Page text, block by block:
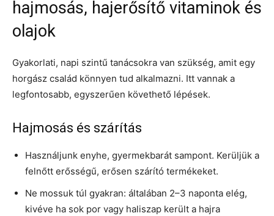
hajmosás, hajerősítő vitaminok és
olajok
Gyakorlati, napi szintű tanácsokra van szükség, amit egy
horgász család könnyen tud alkalmazni. Itt vannak a
legfontosabb, egyszerűen követhető lépések.
Hajmosás és szárítás
Használjunk enyhe, gyermekbarát sampont. Kerüljük a
felnőtt erősségű, erősen szárító termékeket.
Ne mossuk túl gyakran: általában 2–3 naponta elég,
kivéve ha sok por vagy haliszap került a hajra